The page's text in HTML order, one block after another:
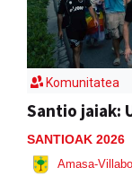
Komunitatea
Santio jaiak:
SANTIOAK 2026
Amasa-